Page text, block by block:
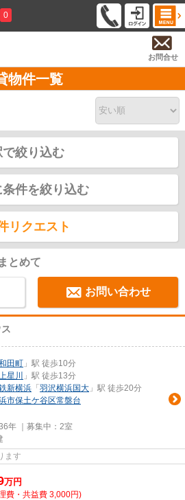
0
お問合せ
物件一覧
で絞り込む
条件を絞り込む
リクエスト
とめて
お問い合わせ
田町 」駅 徒歩10分
星川
」駅 徒歩13分
新横浜 「 羽沢横浜国大 」駅 徒歩20分
市保土ケ谷区常盤台
年 ｜募集中： 2室
ます
万円
費・共益費 3,000円)